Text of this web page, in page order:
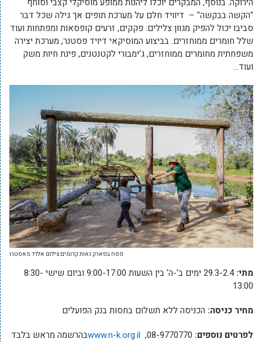
"הקשה בבקשה" – דיוויד חלם על מערכת תופים אך גילה שכל דבר
סביבו יכול להפיק מגוון צלילים: פקקים, זרעים קופסאות ומפתחות ועוד
שלל חומרים ממוחזרים. בביצוע המוסיקאי דיויד פסטנר, מערכת יצירה
משפחתית מחומרים ממוחזרים, ג'ימבורי לקטנטנים, פינת חיות משק
ועוד…
פסח בפארק נאות קדומים צילום אלדד מאסטרו
מתי:
29.3-2.4 ימים ב'-ה' בין השעות 9:00-17:00 וביום שישי 8:30-
13:00
מחיר כניסה: הכניסה ללא תשלום בחסות בנק הפועלים
לפרטים נוספים: 08-9770770,
www.n-k.org.ilבהרשמה מראש בלבד